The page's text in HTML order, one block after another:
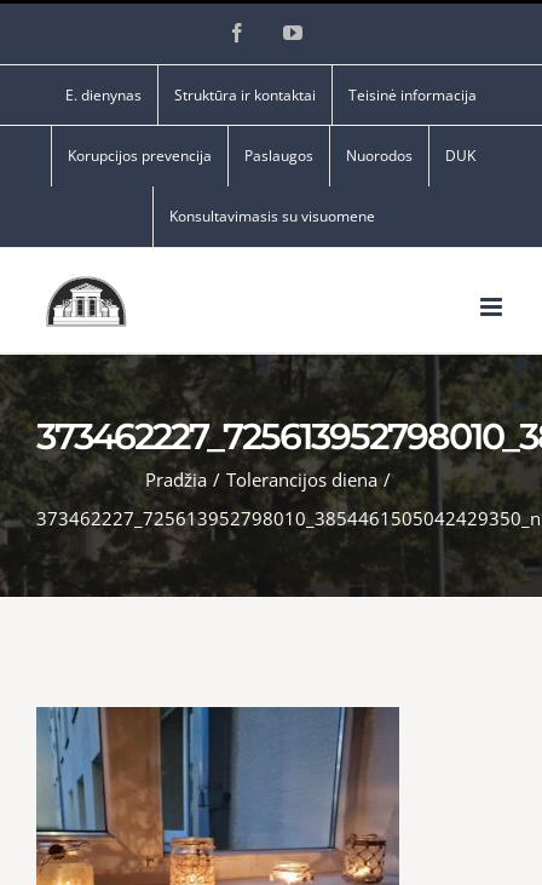
FacebookYouTube
E. dienynas Struktūra ir kontaktai Teisinė informacija
Korupcijos prevencija Paslaugos Nuorodos DUK
Konsultavimasis su visuomene
Pradžia / Tolerancijos diena /
373462227_725613952798010_3854461505042429350_n